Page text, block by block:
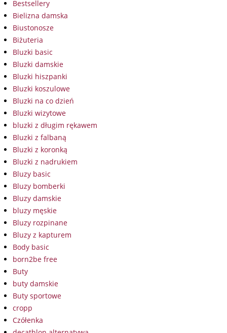
Bestsellery
Bielizna damska
Biustonosze
Biżuteria
Bluzki basic
Bluzki damskie
Bluzki hiszpanki
Bluzki koszulowe
Bluzki na co dzień
Bluzki wizytowe
bluzki z długim rękawem
Bluzki z falbaną
Bluzki z koronką
Bluzki z nadrukiem
Bluzy basic
Bluzy bomberki
Bluzy damskie
bluzy męskie
Bluzy rozpinane
Bluzy z kapturem
Body basic
born2be free
Buty
buty damskie
Buty sportowe
cropp
Czółenka